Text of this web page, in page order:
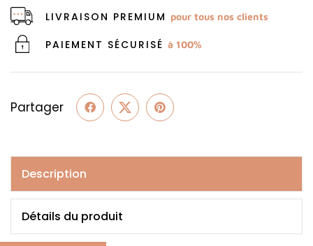
LIVRAISON PREMIUM pour tous nos clients
PAIEMENT SÉCURISÉ à 100%
Partager
Description
Détails du produit